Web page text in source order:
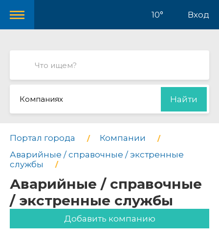
10° Вход
Компаниях Найти
Портал города
Компании
Аварийные / справочные / экстренные
службы
Аварийные / справочные
/ экстренные службы
Добавить компанию